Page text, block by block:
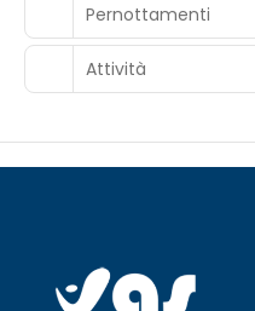
Pernottamenti
Attività